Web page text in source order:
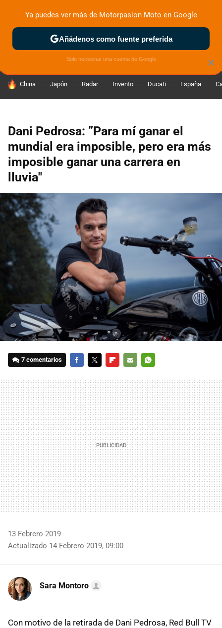
ZONA DE PRUEBAS DEPORTIVAS MOTOS ELÉCTRICAS
HOY SE HABLA DE
China Japón Radar Invento Ducati España
Dani Pedrosa: ”Para mí ganar el
mundial era imposible, pero era más
imposible ganar una carrera en
lluvia"
7 comentarios
MAIL
13 Febrero 2019
Actualizado 14 Febrero 2019, 09:00
Sara Montoro
Con motivo de la retirada de Dani Pedrosa, Red Bull TV
×
Ya puedes ver más de Motorpasion Moto en Google
Añádenos como fuente preferida
Solo necesitas una cuenta de Google